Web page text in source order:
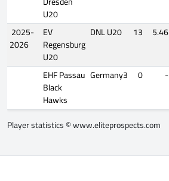
U20
2025-
2026
EV
Regensburg
U20
DNL U20 13 5.46
EHF Passau
Black
Hawks
Germany3 0 -
Player statistics ©www.eliteprospects.com